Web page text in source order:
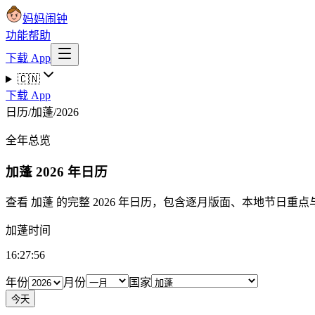
妈妈闹钟
功能帮助
下载 App
🇨🇳
下载 App
日历/加蓬/2026
全年总览
加蓬 2026 年日历
查看 加蓬 的完整 2026 年日历，包含逐月版面、本地节日重点
加蓬时间
16:27:57
年份 月份 国家
今天